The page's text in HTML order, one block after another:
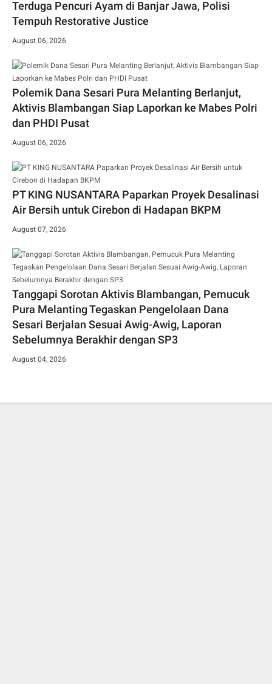
Terduga Pencuri Ayam di Banjar Jawa, Polisi
Tempuh Restorative Justice
August 06, 2026
Polemik Dana Sesari Pura Melanting Berlanjut,
Aktivis Blambangan Siap Laporkan ke Mabes Polri
dan PHDI Pusat
August 06, 2026
PT KING NUSANTARA Paparkan Proyek Desalinasi
Air Bersih untuk Cirebon di Hadapan BKPM
August 07, 2026
Tanggapi Sorotan Aktivis Blambangan, Pemucuk
Pura Melanting Tegaskan Pengelolaan Dana
Sesari Berjalan Sesuai Awig-Awig, Laporan
Sebelumnya Berakhir dengan SP3
August 04, 2026